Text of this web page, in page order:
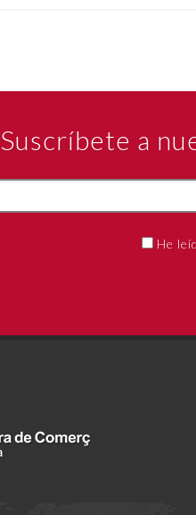
Suscríbete a
He